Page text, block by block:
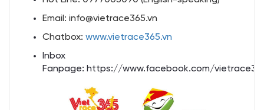
Email: info@vietrace365.vn
Chatbox: www.vietrace365.vn
Inbox
Fanpage: https://www.facebook.com/